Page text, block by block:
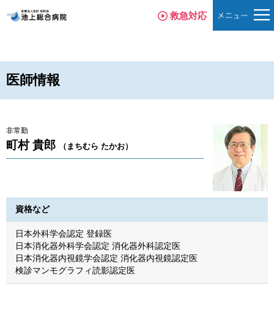
救急対応
医師情報
非常勤
町村 貴郎 （まちむら たかお）
資格など
日本外科学会認定 登録医
日本消化器外科学会認定 消化器外科認定医
日本消化器内視鏡学会認定 消化器内視鏡認定医
検診マンモグラフィ読影認定医